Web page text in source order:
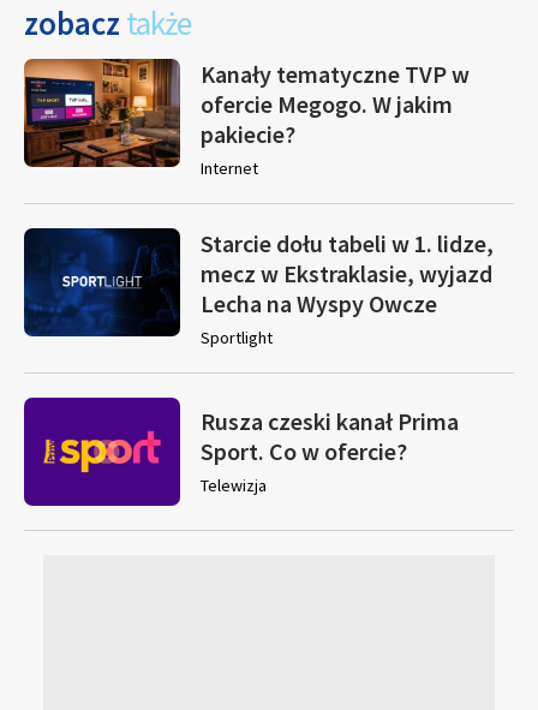
zobacz także
Kanały tematyczne TVP w
ofercie Megogo. W jakim
pakiecie?
Internet
Starcie dołu tabeli w 1. lidze,
mecz w Ekstraklasie, wyjazd
Lecha na Wyspy Owcze
Sportlight
Rusza czeski kanał Prima
Sport. Co w ofercie?
Telewizja